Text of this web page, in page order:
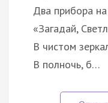
Два прибора
«Загадай,
В чистом
В полночь, б…